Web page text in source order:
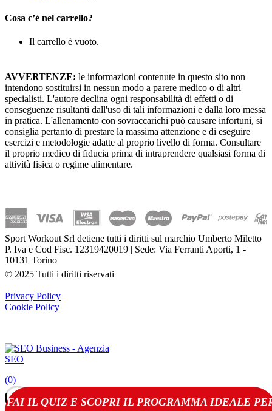
Cosa c’è nel carrello?
Il carrello è vuoto.
AVVERTENZE: le informazioni contenute in questo sito non
intendono sostituirsi in nessun modo a parere medico o di altri
specialisti. L'autore declina ogni responsabilità di effetti o di
conseguenze risultanti dall'uso di tali informazioni e dalla loro messa
in pratica. L'allenamento con sovraccarichi può causare infortuni, si
consiglia pertanto di prestare la massima attenzione e di eseguire
esercizi e metodologie adatte al proprio livello di forma. Consultare
il proprio medico di fiducia prima di intraprendere qualsiasi forma di
attività fisica o regime alimentare.
Sport Workout Srl detiene tutti i diritti sul marchio Umberto Miletto
P. Iva e Cod Fisc. 12319420019 | Sede: Via Ferranti Aporti, 1 -
10131 Torino
© 2025 Tutti i diritti riservati
Privacy Policy
Cookie Policy
(0)
FAI IL QUIZ E SCOPRI IL PROGRAMMA IDEALE